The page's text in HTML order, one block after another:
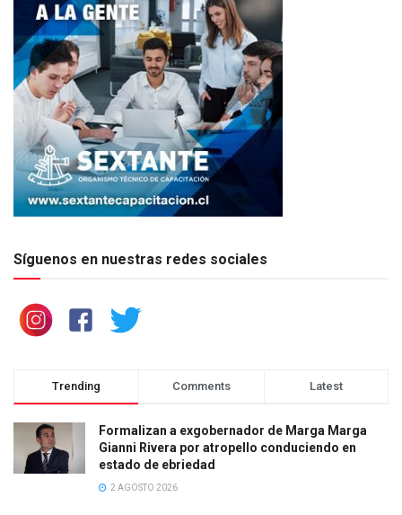
Síguenos en nuestras redes sociales
Trending Comments Latest
Formalizan a exgobernador de Marga Marga
Gianni Rivera por atropello conduciendo en
estado de ebriedad
2 AGOSTO 2026